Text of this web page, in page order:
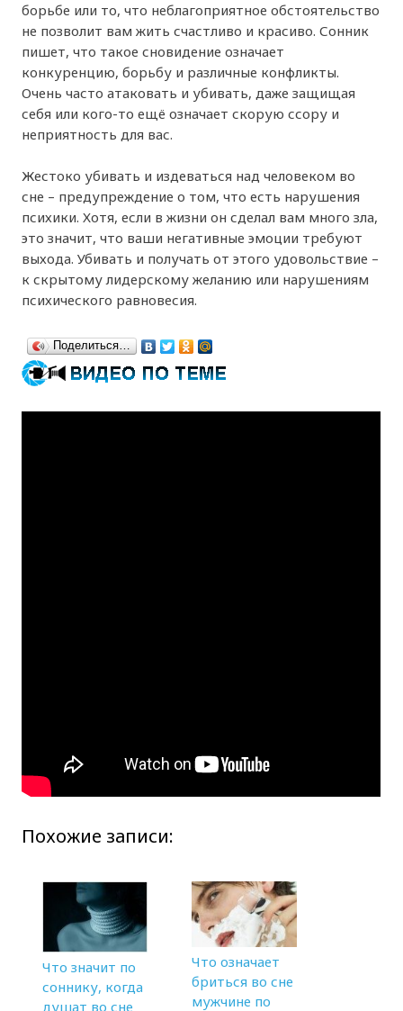
борьбе или то, что неблагоприятное обстоятельство
не позволит вам жить счастливо и красиво. Сонник
пишет, что такое сновидение означает
конкуренцию, борьбу и различные конфликты.
Очень часто атаковать и убивать, даже защищая
себя или кого-то ещё означает скорую ссору и
неприятность для вас.
Жестоко убивать и издеваться над человеком во
сне – предупреждение о том, что есть нарушения
психики. Хотя, если в жизни он сделал вам много зла,
это значит, что ваши негативные эмоции требуют
выхода. Убивать и получать от этого удовольствие –
к скрытому лидерскому желанию или нарушениям
психического равновесия.
Поделиться…
Похожие записи:
Что значит по
соннику, когда
душат во сне
Что означает
бриться во сне
мужчине по